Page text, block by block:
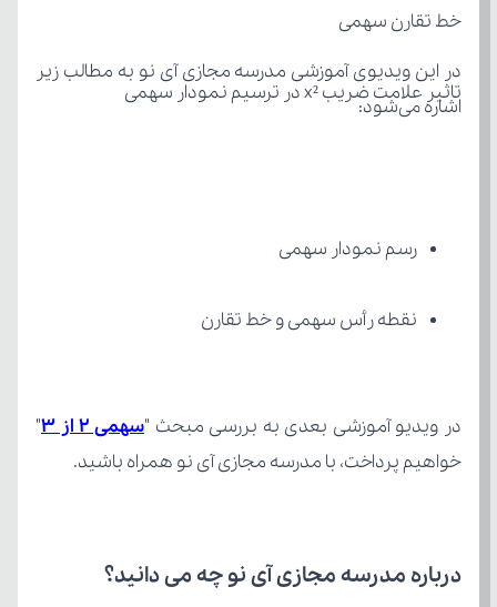
خط تقارن سهمی
تاثیر علامت ضریب x² در ترسیم نمودار سهمی
اشاره می‌شود:
رسم نمودار سهمی
نقطه رأس سهمی و خط تقارن
در ویدیو آموزشی بعدی به بررسی مبحث "سهمی 2 از 3
خواهیم پرداخت، با مدرسه مجازی آی نو همراه باشید.
درباره مدرسه مجازی آی نو چه می‌ دانید؟